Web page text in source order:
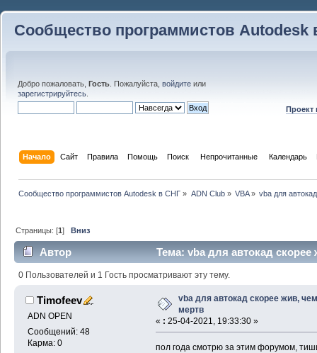
Сообщество программистов Autodesk
Добро пожаловать, Гость . Пожалуйста, войдите или
зарегистрируйтесь
Проект
Начало Сайт Правила Помощь Поиск Непрочитанные Календарь
Сообщество программистов Autodesk в СНГ » ADN Club» VBA» vba для
Страницы: [1]Вниз
Автор Тема: vba для автокад
0 Пользователей и 1 Гость просматривают эту тему.
Timofeev
ADN OPEN
Сообщений: 48
Карма: 0
vba для автокад скорее жив, чем
мертв
« : 25-04-2021, 19:33:30 »
пол года смотрю за этим форумом,